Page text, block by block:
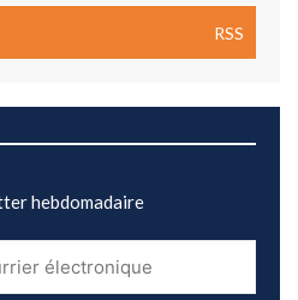
RSS
hebdomadaire